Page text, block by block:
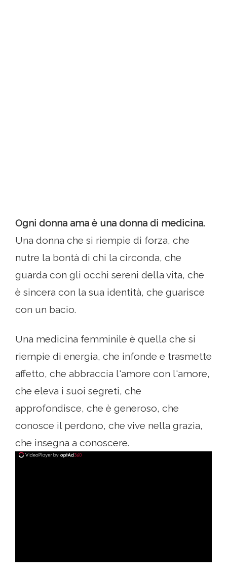
Ogni donna ama è una donna di medicina.
Una donna che si riempie di forza, che
nutre la bontà di chi la circonda, che
guarda con gli occhi sereni della vita, che
è sincera con la sua identità, che guarisce
con un bacio.
Una medicina femminile è quella che si
riempie di energia, che infonde e trasmette
affetto, che abbraccia l'amore con l'amore,
che eleva i suoi segreti, che
approfondisce, che è generoso, che
conosce il perdono, che vive nella grazia,
che insegna a conoscere.